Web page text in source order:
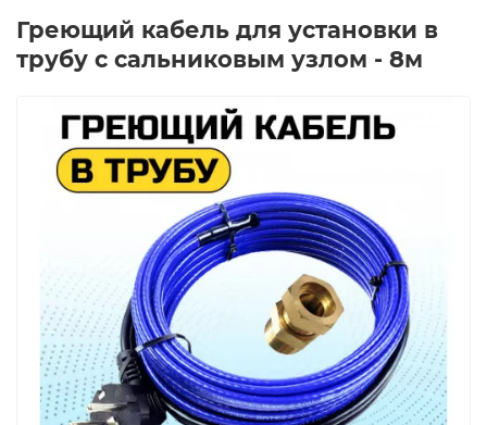
Греющий кабель для установки в
трубу с сальниковым узлом - 8м